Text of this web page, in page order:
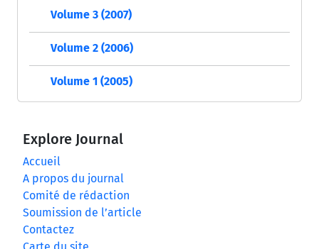
Volume 3 (2007)
Volume 2 (2006)
Volume 1 (2005)
Explore Journal
Accueil
A propos du journal
Comité de rédaction
Soumission de l’article
Contactez